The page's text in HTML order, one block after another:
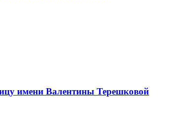
имени Валентины Терешковой